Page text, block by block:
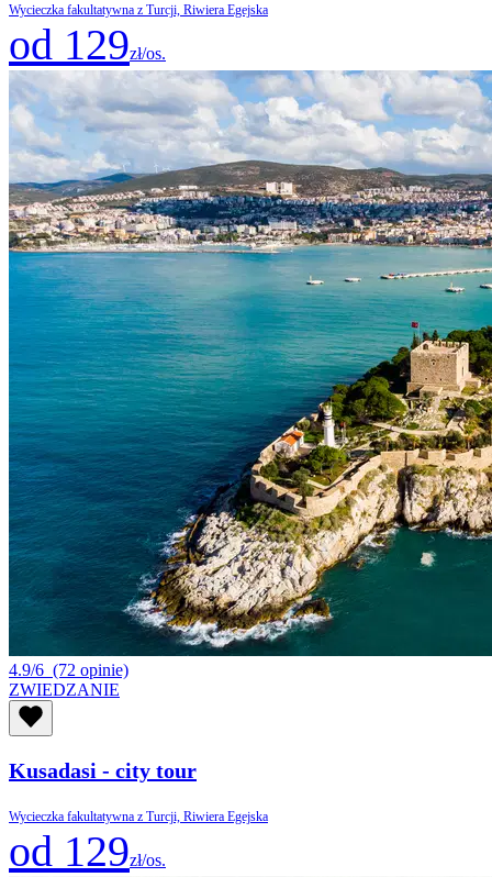
Wycieczka fakultatywna z Turcji, Riwiera Egejska
od 129zł/os.
4.9/6 (72 opinie)
ZWIEDZANIE
Kusadasi - city tour
Wycieczka fakultatywna z Turcji, Riwiera Egejska
od 129zł/os.